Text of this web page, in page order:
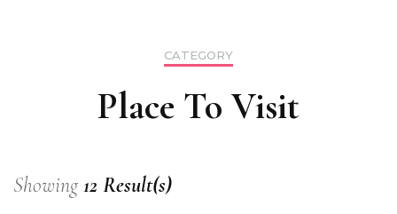
CATEGORY
Place To Visit
Showing12 Result(s)